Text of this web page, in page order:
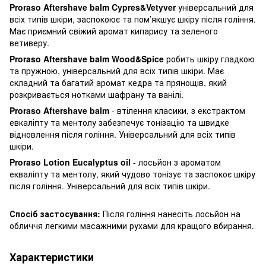
Proraso Aftershave balm Cypres&Vetyverуніверсальний для
всіх типів шкіри, заспокоює та пом’якшує шкіру після гоління.
Має приємний свіжий аромат кипарису та зеленого
ветиверу.
Proraso Aftershave balm Wood&Spice робить шкіру гладкою
та пружною, універсальний для всіх типів шкіри. Має
складний та багатий аромат кедра та прянощів, який
розкривається нотками шафрану та ванілі.
Proraso Aftershave balm - втілення класики, з екстрактом
евкаліпту та ментолу забезпечує тонізацію та швидке
відновлення після гоління. Універсальний для всіх типів
шкіри.
Proraso Lotion Eucalyptus oil - лосьйон з ароматом
екваліпту та ментолу, який чудово тонізує та заспокоє шкіру
після гоління. Універсальний для всіх типів шкіри.
Спосіб застосування: Після гоління нанесіть лосьйон на
обличчя легкими масажними рухами для кращого вбирання.
Характеристики